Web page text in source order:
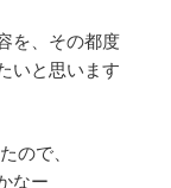
を、その都度
いと思います
ので、
なー